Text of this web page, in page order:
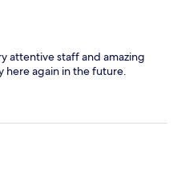
attentive staff and amazing
here again in the future.